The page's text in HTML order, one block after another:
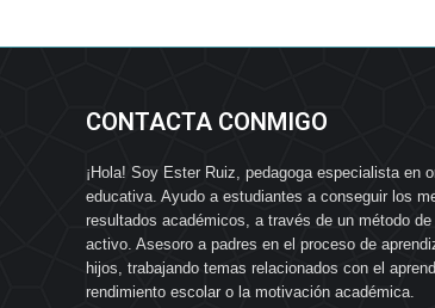
CONTACTA CONMIGO
¡Hola! Soy Ester Ruiz, pedagoga especialista en
educativa. Ayudo a estudiantes a conseguir los
resultados académicos, a través de un método
activo. Asesoro a padres en el proceso de
hijos, trabajando temas relacionados con el
rendimiento escolar o la motivación académica.